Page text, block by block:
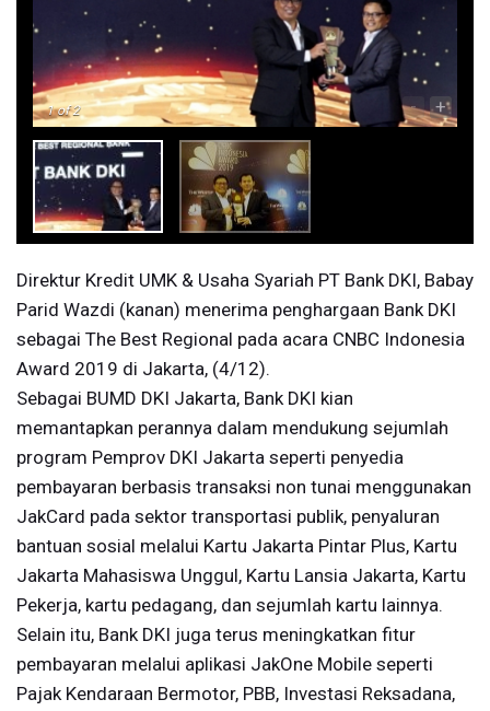
1of 2 - +
Direktur Kredit UMK & Usaha Syariah PT Bank DKI, Babay
Parid Wazdi (kanan) menerima penghargaan Bank DKI
sebagai The Best Regional pada acara CNBC Indonesia
Award 2019 di Jakarta, (4/12).
Sebagai BUMD DKI Jakarta, Bank DKI kian
memantapkan perannya dalam mendukung sejumlah
program Pemprov DKI Jakarta seperti penyedia
pembayaran berbasis transaksi non tunai menggunakan
JakCard pada sektor transportasi publik, penyaluran
bantuan sosial melalui Kartu Jakarta Pintar Plus, Kartu
Jakarta Mahasiswa Unggul, Kartu Lansia Jakarta, Kartu
Pekerja, kartu pedagang, dan sejumlah kartu lainnya.
Selain itu, Bank DKI juga terus meningkatkan fitur
pembayaran melalui aplikasi JakOne Mobile seperti
Pajak Kendaraan Bermotor, PBB, Investasi Reksadana,